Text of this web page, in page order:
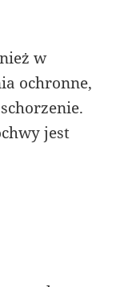
w
ochronne,
jest